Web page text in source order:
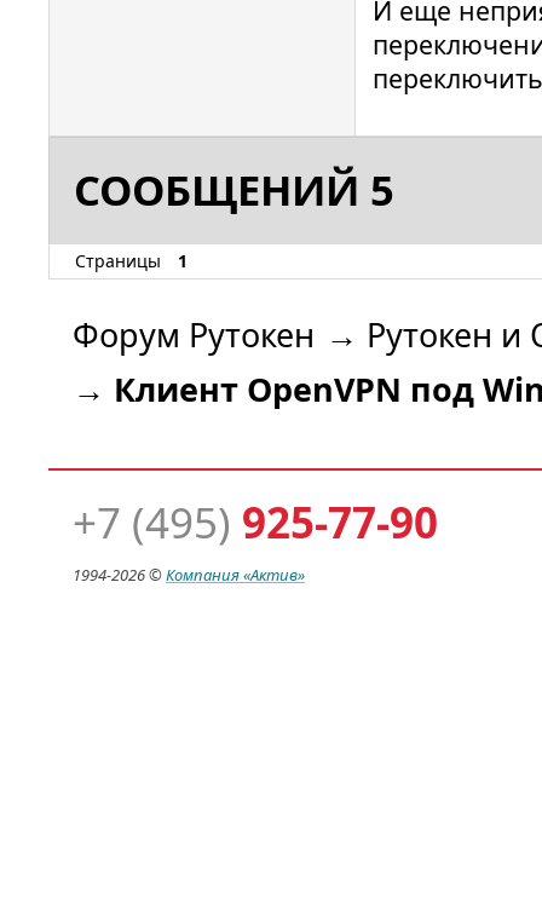
И еще
СООБЩЕНИЙ 5
Страницы 1
Форум Рутокен → Рутокен и
→ Клиент OpenVPN под
+7 (495) 925-77-90
1994-2026 ©Компания«Актив»